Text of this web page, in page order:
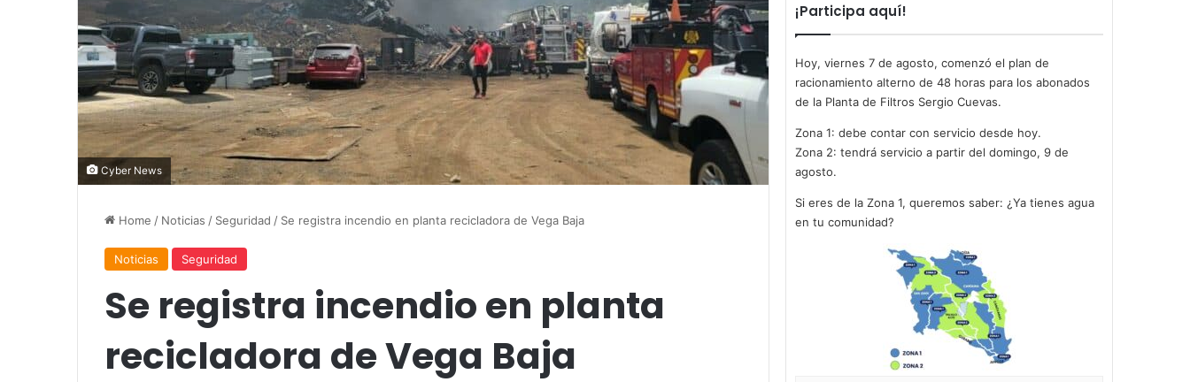
Cyber News
Home / Noticias / Seguridad / Se registra incendio en planta recicladora de Vega Baja
Noticias Seguridad
Se registra incendio en planta
recicladora de Vega Baja
¡Participa aquí!
Hoy, viernes 7 de agosto, comenzó el plan de
racionamiento alterno de 48 horas para los abonados
de la Planta de Filtros Sergio Cuevas.
Zona 1: debe contar con servicio desde hoy.
Zona 2: tendrá servicio a partir del domingo, 9 de
agosto.
Si eres de la Zona 1, queremos saber: ¿Ya tienes agua
en tu comunidad?